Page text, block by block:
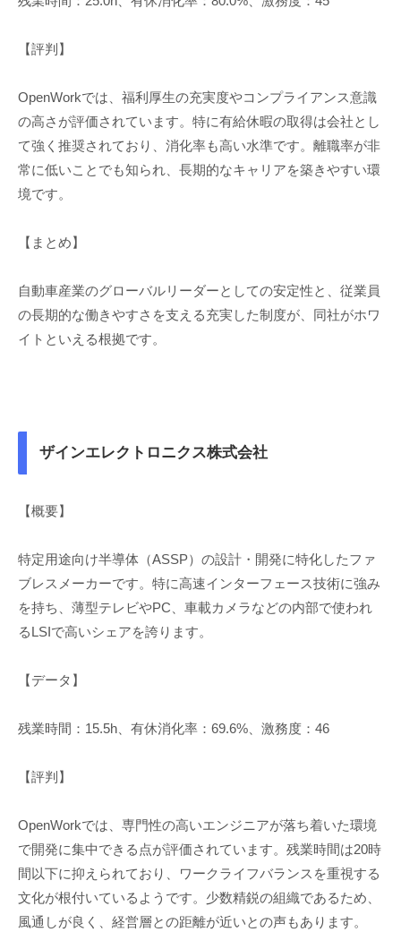
【評判】
OpenWorkでは、福利厚生の充実度やコンプライアンス意識
の高さが評価されています。特に有給休暇の取得は会社とし
て強く推奨されており、消化率も高い水準です。離職率が非
常に低いことでも知られ、長期的なキャリアを築きやすい環
境です。
【まとめ】
自動車産業のグローバルリーダーとしての安定性と、従業員
の長期的な働きやすさを支える充実した制度が、同社がホワ
イトといえる根拠です。
ザインエレクトロニクス株式会社
【概要】
特定用途向け半導体（ASSP）の設計・開発に特化したファ
ブレスメーカーです。特に高速インターフェース技術に強み
を持ち、薄型テレビやPC、車載カメラなどの内部で使われ
るLSIで高いシェアを誇ります。
【データ】
残業時間：15.5h、有休消化率：69.6%、激務度：46
【評判】
OpenWorkでは、専門性の高いエンジニアが落ち着いた環境
で開発に集中できる点が評価されています。残業時間は20時
間以下に抑えられており、ワークライフバランスを重視する
文化が根付いているようです。少数精鋭の組織であるため、
風通しが良く、経営層との距離が近いとの声もあります。